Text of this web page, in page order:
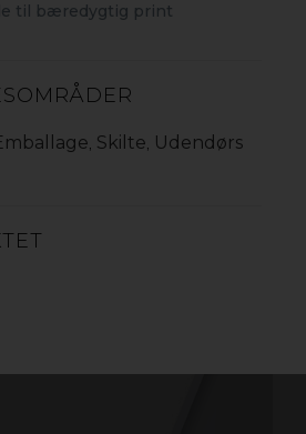
til bæredygtig print
, Skilte, Udendørs